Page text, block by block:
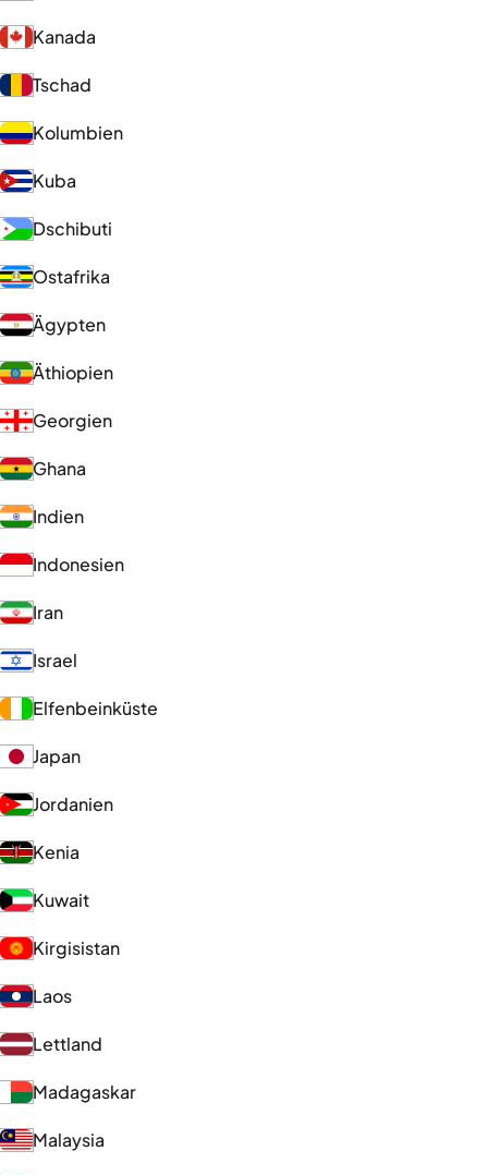
Kanada
Tschad
Kolumbien
Kuba
Dschibuti
Ostafrika
Ägypten
Äthiopien
Georgien
Ghana
Indien
Indonesien
Iran
Israel
Elfenbeinküste
Japan
Jordanien
Kenia
Kuwait
Kirgisistan
Laos
Lettland
Madagaskar
Malaysia